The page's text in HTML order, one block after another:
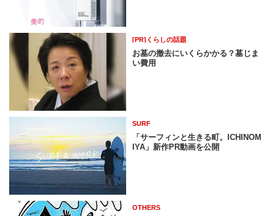
[PR]くらしの話題
お墓の撤去にいくらかかる？墓じま
い費用
SURF
「サーフィンと生きる町。ICHINOM
IYA」新作PR動画を公開
OTHERS